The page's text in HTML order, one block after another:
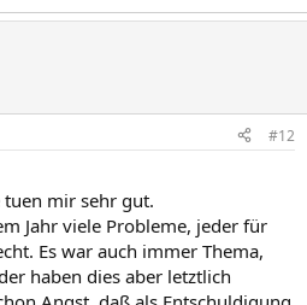
#12
tuen mir sehr gut.
Jahr viele Probleme, jeder für
Es war auch immer Thema,
haben dies aber letztlich